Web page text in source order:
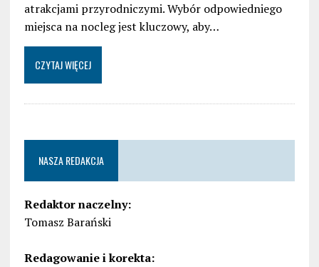
atrakcjami przyrodniczymi. Wybór odpowiedniego
miejsca na nocleg jest kluczowy, aby…
CZYTAJ WIĘCEJ
NASZA REDAKCJA
Redaktor naczelny:
Tomasz Barański
Redagowanie i korekta: